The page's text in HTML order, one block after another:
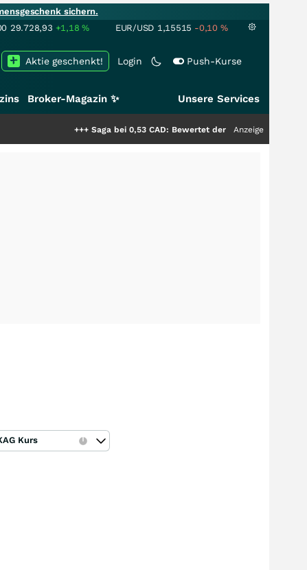
sichern.
29.728,93 +1,18% EUR/USD 1,15515 -0,10 %
Login Push-Kurse
Aktie geschenkt!
Broker-Magazin ✨ Unsere Services
Saga bei 0,53 CAD: Bewertet der Markt noch immer nur die
Anzeige
Kurs